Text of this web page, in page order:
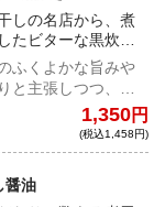
しの名店から、煮
たビターな黒炊き
ふくよかな旨みや
と主張しつつ、嫌
的に廃した極旨な
1,350円
(税込1,458円)
醤油